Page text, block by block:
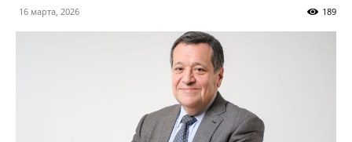
16 марта, 2026 189